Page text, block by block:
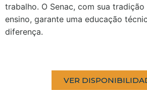
trabalho. O Senac, com sua
ensino, garante uma educação
diferença.
VER